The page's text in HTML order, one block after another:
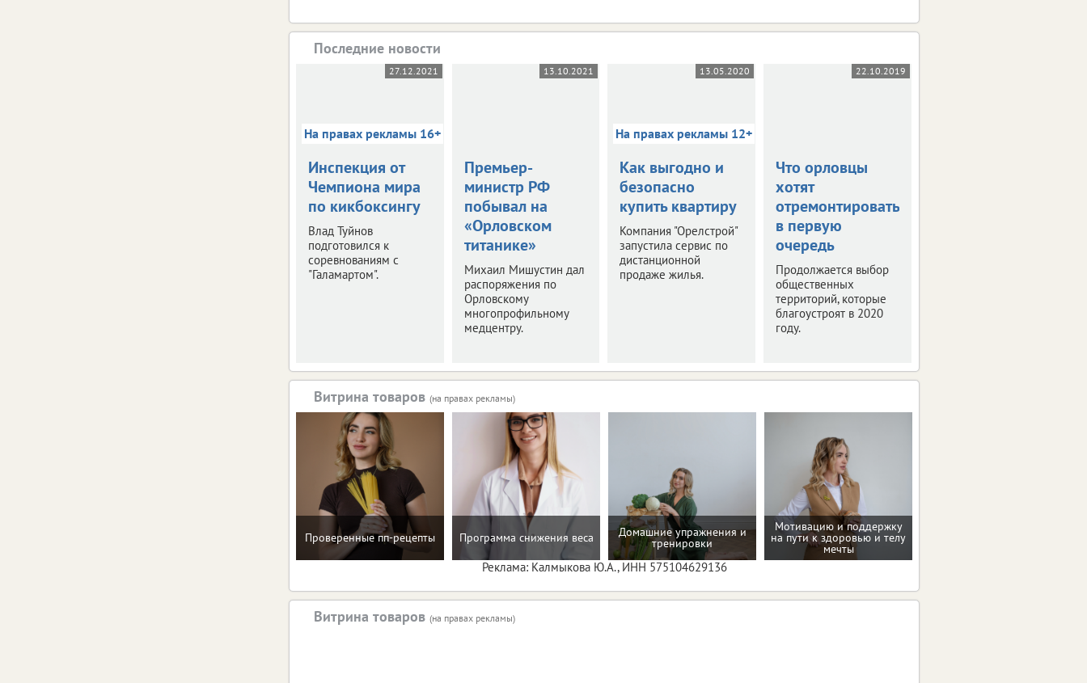
Последние новости
27.12.2021
На правах рекламы 16+
Инспекция от
Чемпиона мира
по кикбоксингу
Влад Туйнов
подготовился к
соревнованиям с
"Галамартом".
13.10.2021
Премьер-
министр РФ
побывал на
«Орловском
титанике»
Михаил Мишустин дал
распоряжения по
Орловскому
многопрофильному
медцентру.
13.05.2020
На правах рекламы 12+
Как выгодно и
безопасно
купить квартиру
Компания "Орелстрой"
запустила сервис по
дистанционной
продаже жилья.
22.10.2019
Что орловцы
хотят
отремонтировать
в первую
очередь
Продолжается выбор
общественных
территорий, которые
благоустроят в 2020
году.
Витрина товаров (на правах рекламы)
Проверенные пп-рецепты Программа снижения веса Домашние упражнения и
тренировки
Мотивацию и поддержку
на пути к здоровью и телу
мечты
Реклама: Калмыкова Ю.А., ИНН 575104629136
Витрина товаров (на правах рекламы)